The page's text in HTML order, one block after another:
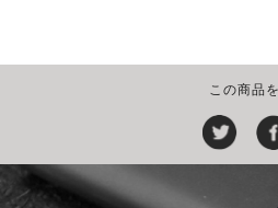
この商品